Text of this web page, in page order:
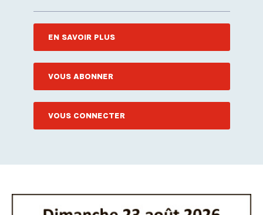
EN SAVOIR PLUS
VOUS ABONNER
VOUS CONNECTER